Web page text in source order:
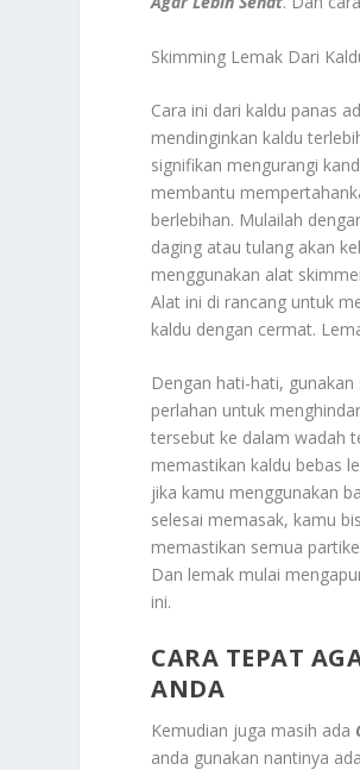
Skimming Lemak Dari
Cara ini dari kaldu panas
mendinginkan kaldu
signifikan mengurangi
membantu
berlebihan. Mulailah
daging atau tulang akan
menggunakan alat
Alat ini di rancang untuk
kaldu dengan cermat.
Dengan hati-hati,
perlahan untuk
tersebut ke dalam wadah
memastikan kaldu bebas
jika kamu menggunakan
selesai memasak, kamu
memastikan semua
Dan lemak mulai
ini.
CARA TEPAT
ANDA
Kemudian juga masih ada
anda gunakan nantinya